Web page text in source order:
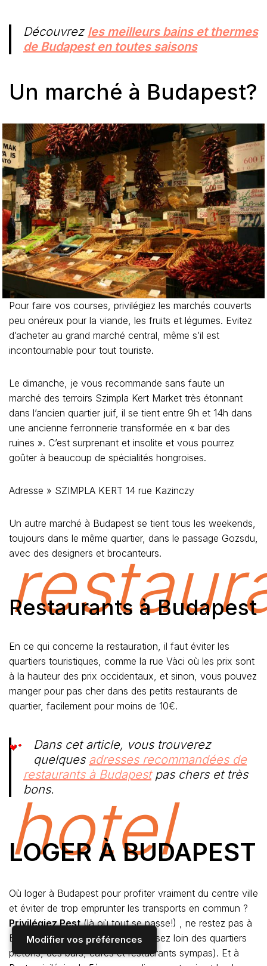
Modifier vos préférences
Découvrez les meilleurs bains et thermes
de Budapest en toutes saisons
Un marché à Budapest?
Pour faire vos courses, privilégiez les marchés couverts
peu onéreux pour la viande, les fruits et légumes. Evitez
d’acheter au grand marché central, même s’il est
incontournable pour tout touriste.
Le dimanche, je vous recommande sans faute un
marché des terroirs Szimpla Kert Market très étonnant
dans l’ancien quartier juif, il se tient entre 9h et 14h dans
une ancienne ferronnerie transformée en « bar des
ruines ». C’est surprenant et insolite et vous pourrez
goûter à beaucoup de spécialités hongroises.
Adresse » SZIMPLA KERT 14 rue Kazinczy
Un autre marché à Budapest se tient tous les weekends,
toujours dans le même quartier, dans le passage Gozsdu,
avec des designers et brocanteurs.
Restaurants à Budapest
En ce qui concerne la restauration, il faut éviter les
quartiers touristiques, comme la rue Vàci où les prix sont
à la hauteur des prix occidentaux, et sinon, vous pouvez
manger pour pas cher dans des petits restaurants de
quartier, facilement pour moins de 10€.
Dans cet article, vous trouverez
quelques adresses recommandées de
restaurants à Budapestpas chers et très
bons.
hotel
LOGER À BUDAPEST
Où loger à Budapest pour profiter vraiment du centre ville
et éviter de trop emprunter les transports en commun ?
Privilégiez Pest(là où tout se passe!) , ne restez pas à
Buda (c’est certes calme, mais assez loin des quartiers
piétons, des bars, cafés et restaurants sympas). Et à